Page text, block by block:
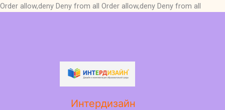
Order allow,deny Deny from all Order allow,deny Deny from all
Интердизайн
LinkedIn
Instagram
Facebook